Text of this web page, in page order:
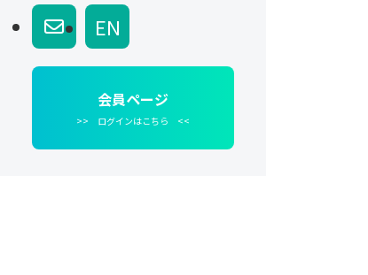
EN
会員ページ
>> ログインはこちら <<